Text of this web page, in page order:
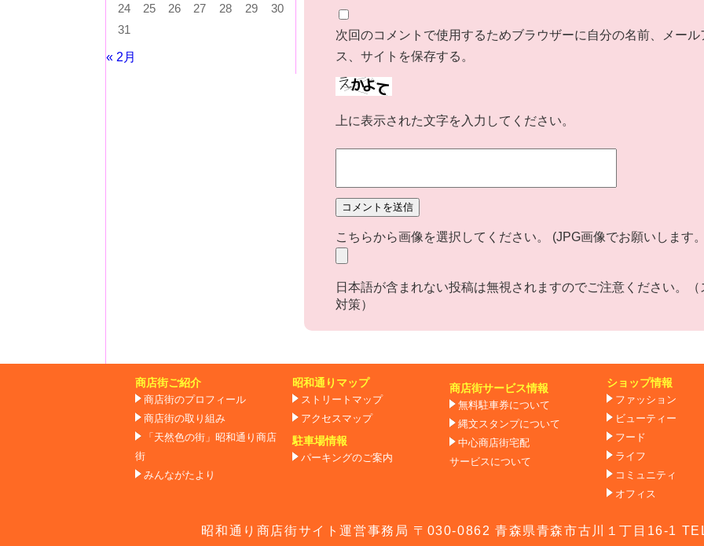
24
25 26 27 28 29
30
31
« 2月
次回のコメントで使用するためブラウザーに自分の名前、メール
ス、サイトを保存する。
上に表示された文字を入力してください。
こちらから画像を選択してください。 (JPG画像でお願いします
日本語が含まれない投稿は無視されますのでご注意ください。（
対策）
商店街ご紹介
商店街のプロフィール
商店街の取り組み
「天然色の街」昭和通り商店
街
みんながたより
昭和通りマップ
ストリートマップ
アクセスマップ
駐車場情報
パーキングのご案内
商店街サービス情報
無料駐車券について
縄文スタンプについて
中心商店街宅配
サービスについて
ショップ情報
ファッション
ビューティー
フード
ライフ
コミュニティ
オフィス
昭和通り商店街サイト運営事務局 〒030-0862 青森県青森市古川１丁目16-1